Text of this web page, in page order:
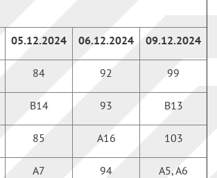
05.12.2024 06.12.2024 09.12.2024
84 92 99
В14 93 В13
85 А16 103
А7 94 А5, А6